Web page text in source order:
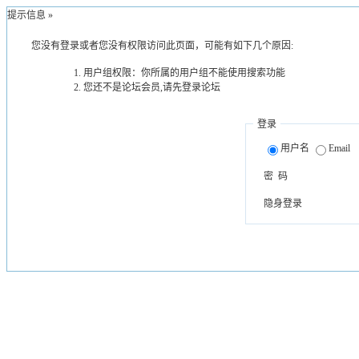
提示信息 »
您没有登录或者您没有权限访问此页面，可能有如下几个原因:
用户组权限：你所属的用户组不能使用搜索功能
您还不是论坛会员,请先登录论坛
登录
用户名 Email
密 码
隐身登录